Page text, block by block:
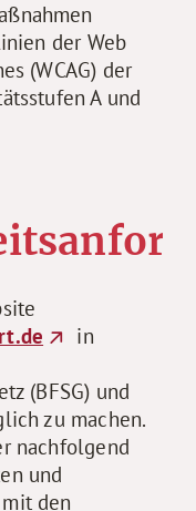
der Web
(WCAG) der
A und
in
(BFSG) und
zu machen.
nachfolgend
und
den